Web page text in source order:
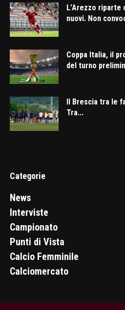
L’Arezzo riparte
nuovi. Non
Coppa Italia, il
del turno
Il Brescia tra le
Tra...
Categorie
News
Interviste
Campionato
Punti di Vista
Calcio Femminile
Calciomercato